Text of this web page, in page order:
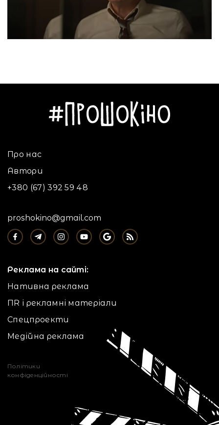
Про нас
Автори
+380 (67) 392 59 48
proshokino@gmail.com
Реклама на сайті:
Нативна реклама
ПR і рекламні матеріали
Спецпроекти
Медійна реклама
Політики
конфіденційності